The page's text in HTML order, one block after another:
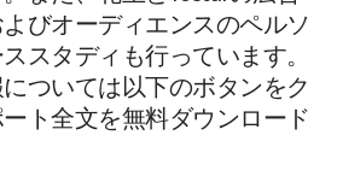
びオーディエンスのペルソ
スタディも行っています。
ついては以下のボタンをク
ト全文を無料ダウンロード